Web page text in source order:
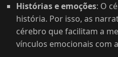
Histórias e emoções: O
história. Por isso, as
cérebro que facilitam a
vínculos emocionais com